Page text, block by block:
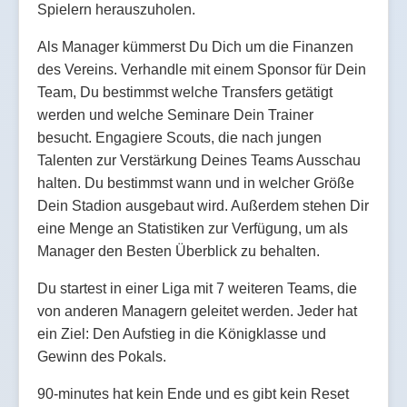
Spielern herauszuholen.
Als Manager kümmerst Du Dich um die Finanzen
des Vereins. Verhandle mit einem Sponsor für Dein
Team, Du bestimmst welche Transfers getätigt
werden und welche Seminare Dein Trainer
besucht. Engagiere Scouts, die nach jungen
Talenten zur Verstärkung Deines Teams Ausschau
halten. Du bestimmst wann und in welcher Größe
Dein Stadion ausgebaut wird. Außerdem stehen Dir
eine Menge an Statistiken zur Verfügung, um als
Manager den Besten Überblick zu behalten.
Du startest in einer Liga mit 7 weiteren Teams, die
von anderen Managern geleitet werden. Jeder hat
ein Ziel: Den Aufstieg in die Königklasse und
Gewinn des Pokals.
90-minutes hat kein Ende und es gibt kein Reset